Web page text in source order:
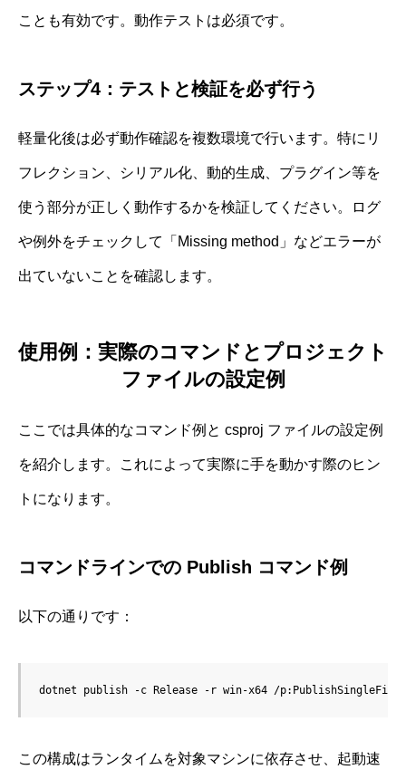
ことも有効です。動作テストは必須です。
ステップ4：テストと検証を必ず行う
軽量化後は必ず動作確認を複数環境で行います。特にリ
フレクション、シリアル化、動的生成、プラグイン等を
使う部分が正しく動作するかを検証してください。ログ
や例外をチェックして「Missing method」などエラーが
出ていないことを確認します。
使用例：実際のコマンドとプロジェクト
ファイルの設定例
ここでは具体的なコマンド例と csproj ファイルの設定例
を紹介します。これによって実際に手を動かす際のヒン
トになります。
コマンドラインでの Publish コマンド例
以下の通りです：
dotnet publish -c Release -r win-x64 /
この構成はランタイムを対象マシンに依存させ、起動速